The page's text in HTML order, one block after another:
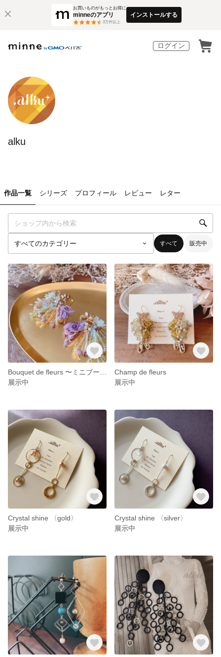
お買いものがもっとお得に
minneのアプリ
3万件以上
インストールする
ログイン
alku
作品一覧 シリーズ プロフィール レビュー レター
すべて 販売中
展示中
Champ de fleurs
展示中
Crystal shine 〈gold〉
展示中
Crystal shine 〈silver〉
展示中